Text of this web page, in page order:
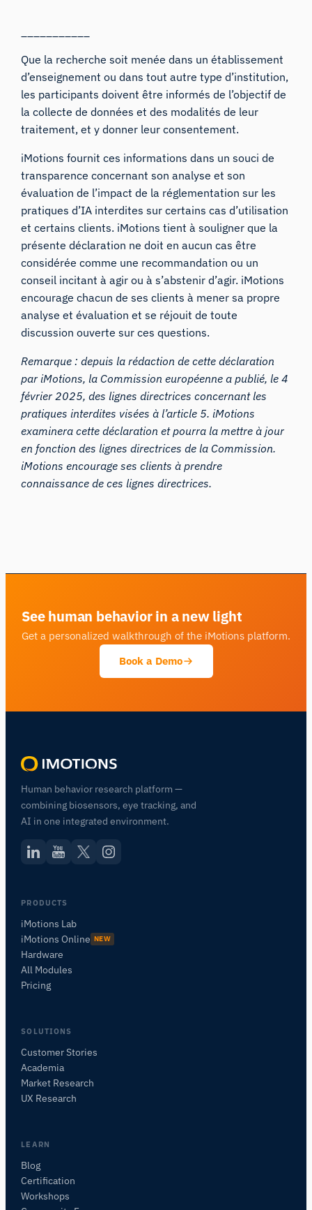
Que la recherche soit menée dans un établissement
d’enseignement ou dans tout autre type d’institution,
les participants doivent être informés de l’objectif de
la collecte de données et des modalités de leur
traitement, et y donner leur consentement.
iMotions fournit ces informations dans un souci de
transparence concernant son analyse et son
évaluation de l’impact de la réglementation sur les
pratiques d’IA interdites sur certains cas d’utilisation
et certains clients. iMotions tient à souligner que la
présente déclaration ne doit en aucun cas être
considérée comme une recommandation ou un
conseil incitant à agir ou à s’abstenir d’agir. iMotions
encourage chacun de ses clients à mener sa propre
analyse et évaluation et se réjouit de toute
discussion ouverte sur ces questions.
Remarque : depuis la rédaction de cette déclaration
par iMotions, la Commission européenne a publié, le 4
février 2025, deslignes directrices concernant les
pratiques interdites visées à l’article 5. iMotions
examinera cette déclaration et pourra la mettre à jour
en fonction des lignes directrices de la Commission.
iMotions encourage ses clients à prendre
connaissance de ces lignes directrices.
See human behavior in a new light
Get a personalized walkthrough of the iMotions platform.
Book a Demo
Human behavior research platform —
combining biosensors, eye tracking, and
AI in one integrated environment.
PRODUCTS
iMotions Lab
iMotions Online NEW
Hardware
All Modules
Pricing
SOLUTIONS
Customer Stories
Academia
Market Research
UX Research
LEARN
Blog
Certification
Workshops
Posez des questions sur les méthodes de
POSER UNE QUESTION SUR CETTE PAGE